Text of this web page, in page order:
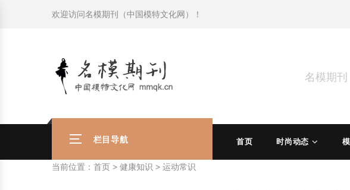
国外名模介绍
国外名模写真
社会热点新闻
国外名模介绍
国外名模写真
欢迎访问名模期刊（中国模特文化网） ！
名模期
栏目导航 首页 时尚动态
当前位置： 首页 > 健康知识 > 运动常识